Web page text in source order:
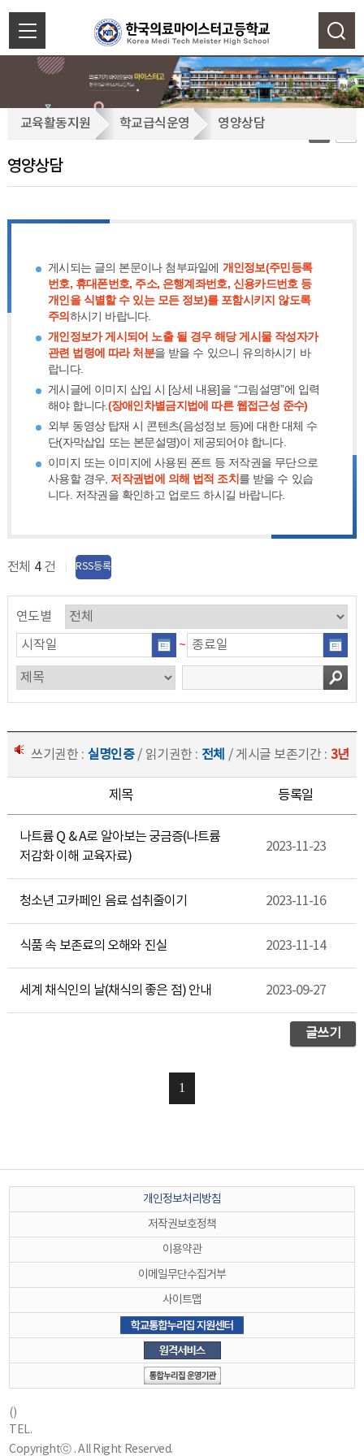
닫
기
상
담
교육활동지원 학교급식운영 영양상담
영양상담
게시되는 글의 본문이나 첨부파일에 개인정보(주민등록
번호, 휴대폰번호, 주소, 은행계좌번호, 신용카드번호 등
개인을 식별할 수 있는 모든 정보)를 포함시키지 않도록
주의하시기 바랍니다.
개인정보가 게시되어 노출 될 경우 해당 게시물 작성자가
관련 법령에 따라 처분을 받을 수 있으니 유의하시기 바
랍니다.
게시글에 이미지 삽입 시 [상세 내용]을 “그림설명”에 입력
해야 합니다.(장애인차별금지법에 따른 웹접근성 준수)
외부 동영상 탑재 시 콘텐츠(음성정보 등)에 대한 대체 수
단(자막삽입 또는 본문설명)이 제공되어야 합니다.
이미지 또는 이미지에 사용된 폰트 등 저작권을 무단으로
사용할 경우, 저작권법에 의해 법적 조치 를 받을 수 있습
니다. 저작권을 확인하고 업로드 하시길 바랍니다.
전체 4 건 RSS등록
연도별
~
쓰기권한 : 실명인증/ 읽기권한 : 전체 / 게시글 보존기간 : 3년
제목 등록일
나트륨 Q & A로 알아보는 궁금증(나트륨
저감화 이해 교육자료)
2023-11-23
청소년 고카페인 음료 섭취줄이기 2023-11-16
식품 속 보존료의 오해와 진실 2023-11-14
세계 채식인의 날(채식의 좋은 점) 안내 2023-09-27
글쓰기
1
개인정보처리방침
저작권보호정책
이용약관
이메일무단수집거부
사이트맵
()
TEL.
Copyrightⓒ . All Right Reserved.